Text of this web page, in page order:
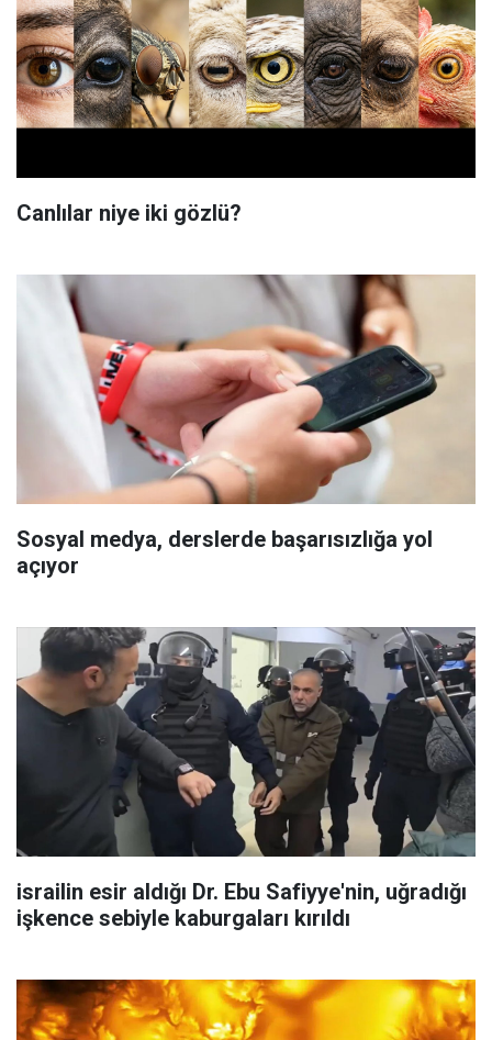
Canlılar niye iki gözlü?
Sosyal medya, derslerde başarısızlığa yol
açıyor
israilin esir aldığı Dr. Ebu Safiyye'nin, uğradığı
işkence sebiyle kaburgaları kırıldı